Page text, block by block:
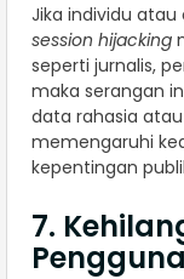
Jika individu
session hijacking
seperti jurnalis,
maka serangan
data rahasia
memengaruhi
kepentingan
7.